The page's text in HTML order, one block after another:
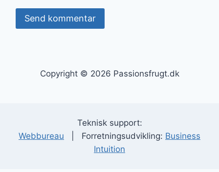
Copyright © 2026 Passionsfrugt.dk
Teknisk support:
Webbureau | Forretningsudvikling: Business
Intuition